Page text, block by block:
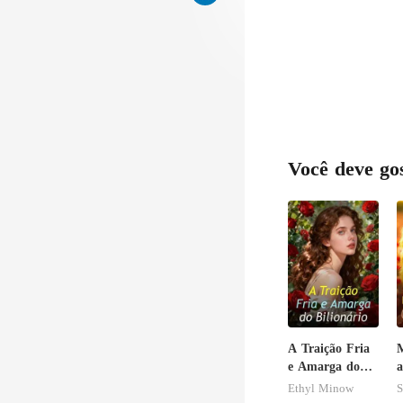
Você deve
A Traição Fria
e Amarga do
Bilionário
Ethyl Minow